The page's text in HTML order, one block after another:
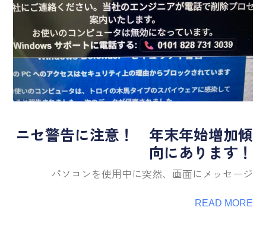
ニセ警告に注意！ 年末年始増加傾
向にあります！
パソコンを使用中に突然、画面にメッセージ
READ MORE